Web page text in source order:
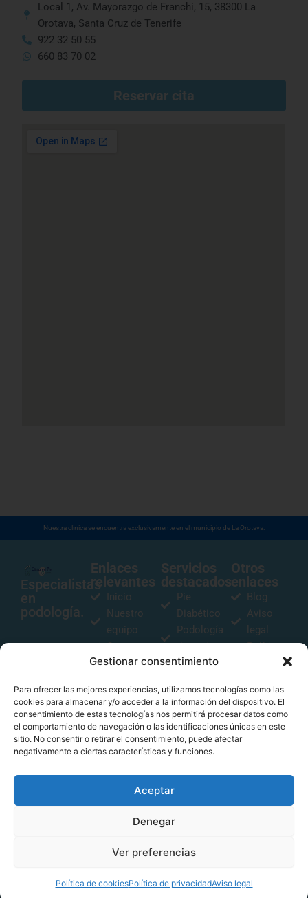
Gestionar consentimiento
Para ofrecer las mejores experiencias, utilizamos tecnologías como las
cookies para almacenar y/o acceder a la información del dispositivo. El
consentimiento de estas tecnologías nos permitirá procesar datos como
el comportamiento de navegación o las identificaciones únicas en este
sitio. No consentir o retirar el consentimiento, puede afectar
negativamente a ciertas características y funciones.
Aceptar
Denegar
Ver preferencias
Política de cookiesPolítica de privacidadAviso legal
Local 1, Av. Mayorazgo de Franchi, 15, 38300 La
Orotava, Santa Cruz de Tenerife
922 32 50 55
660 83 70 02
Reservar cita
Nuestra clínica se encuentra exclusivamente en el municipio de La Orotava.
Especialistas
en
podología.
Enlaces
relevantes
Inicio
Nuestro
equipo
Contacto
Servicios
destacados
Pie
Diabético
Podología
deportiva
Plantillas
Estudio
biomecánico
Podología
infantil
Otros
enlaces
Blog
Aviso
legal
Política
Política
de
cookies
Si quieres conocernos
más, no dudes en visitar
F
c
e
b
I
a